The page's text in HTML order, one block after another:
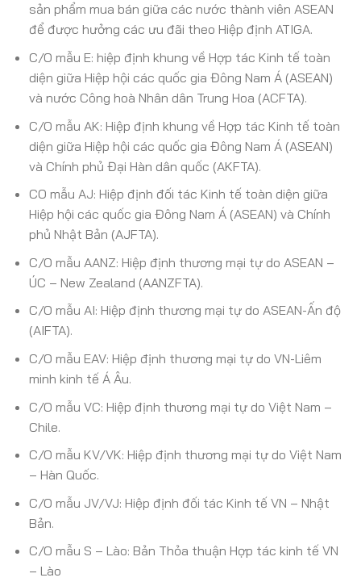
sản phẩm mua bán giữa các nước thành viên ASEAN
để được hưởng các ưu đãi theo Hiệp định ATIGA.
C/O mẫu E: hiệp định khung về Hợp tác Kinh tế toàn
diện giữa Hiệp hội các quốc gia Đông Nam Á (ASEAN)
và nước Công hoà Nhân dân Trung Hoa (ACFTA).
C/O mẫu AK: Hiệp định khung về Hợp tác Kinh tế toàn
diện giữa Hiệp hội các quốc gia Đông Nam Á (ASEAN)
và Chính phủ Đại Hàn dân quốc (AKFTA).
CO mẫu AJ: Hiệp định đối tác Kinh tế toàn diện giữa
Hiệp hội các quốc gia Đông Nam Á (ASEAN) và Chính
phủ Nhật Bản (AJFTA).
C/O mẫu AANZ: Hiệp định thương mại tự do ASEAN –
ÚC – New Zealand (AANZFTA).
C/O mẫu AI: Hiệp định thương mại tự do ASEAN-Ấn độ
(AIFTA).
C/O mẫu EAV: Hiệp định thương mại tự do VN-Liêm
minh kinh tế Á Âu.
C/O mẫu VC: Hiệp định thương mại tự do Việt Nam –
Chile.
C/O mẫu KV/VK: Hiệp định thương mại tự do Việt Nam
– Hàn Quốc.
C/O mẫu JV/VJ: Hiệp định đối tác Kinh tế VN – Nhật
Bản.
C/O mẫu S – Lào: Bản Thỏa thuận Hợp tác kinh tế VN
– Lào